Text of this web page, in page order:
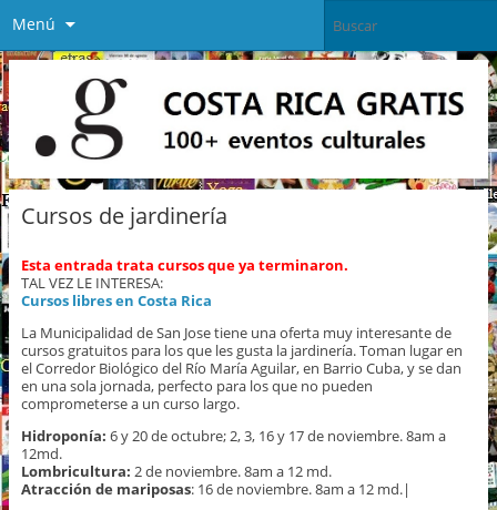
Menú
Cursos de jardinería
Esta entrada trata cursos que ya terminaron.
TAL VEZ LE INTERESA:
Cursos libres en Costa Rica
La Municipalidad de San Jose tiene una oferta muy interesante de
cursos gratuitos para los que les gusta la jardinería. Toman lugar en
el Corredor Biológico del Río María Aguilar, en Barrio Cuba, y se dan
en una sola jornada, perfecto para los que no pueden
comprometerse a un curso largo.
Hidroponía: 6 y 20 de octubre; 2, 3, 16 y 17 de noviembre. 8am a
12md.
Lombricultura: 2 de noviembre. 8am a 12 md.
Atracción de mariposas: 16 de noviembre. 8am a 12 md.|